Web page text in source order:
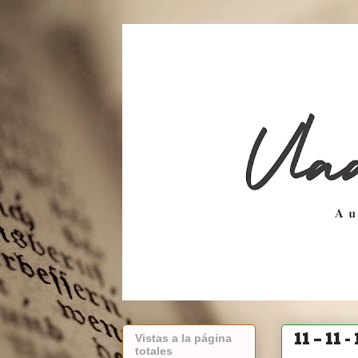
11 – 11 -
Vistas a la página
totales